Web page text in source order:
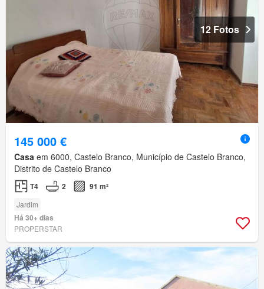
12 Fotos
145 000 €
Casa em 6000, Castelo Branco, Município de Castelo Branco,
Distrito de Castelo Branco
T4 2 91 m²
Jardim
Há 30+ dias
PROPERSTAR